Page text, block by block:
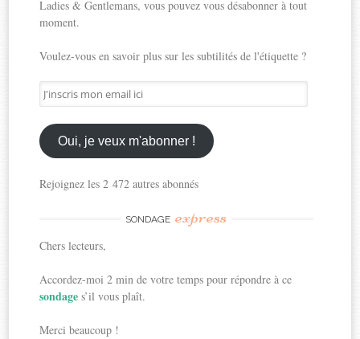
Ladies & Gentlemans, vous pouvez vous désabonner à tout
moment.
Voulez-vous en savoir plus sur les subtilités de l'étiquette ?
J'inscris
mon
email
ici
Oui, je veux m'abonner !
Rejoignez les 2 472 autres abonnés
SONDAGE express
Chers lecteurs,
Accordez-moi 2 min de votre temps pour répondre à ce
sondages’il vous plaît.
Merci beaucoup !